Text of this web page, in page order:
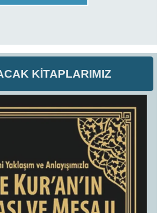
KİTAPLARIMIZ